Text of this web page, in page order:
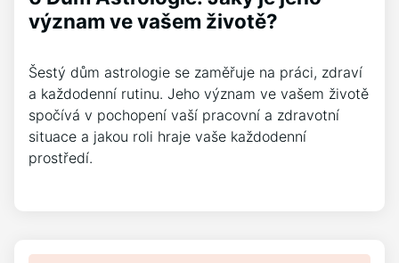
význam ve vašem životě?
Šestý dům astrologie se zaměřuje na práci, zdraví
a každodenní rutinu. Jeho význam ve vašem životě
spočívá v pochopení vaší pracovní a zdravotní
situace a jakou roli hraje vaše každodenní
prostředí.